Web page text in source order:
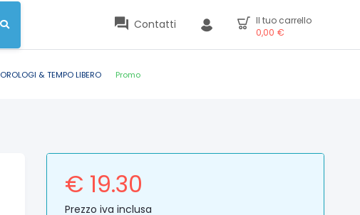
Contatti
Il tuo carrello
0,00 €
OROLOGI & TEMPO LIBERO Promo
€ 19.30
Prezzo iva inclusa